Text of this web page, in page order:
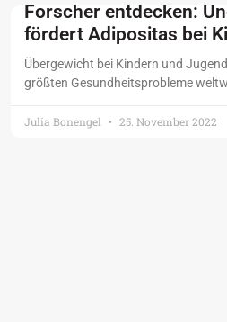
Forscher entdecken:
fördert Adipositas bei
Übergewicht bei Kindern und
größten Gesundheitsprobleme
Julia Bonengel 25. November 2022